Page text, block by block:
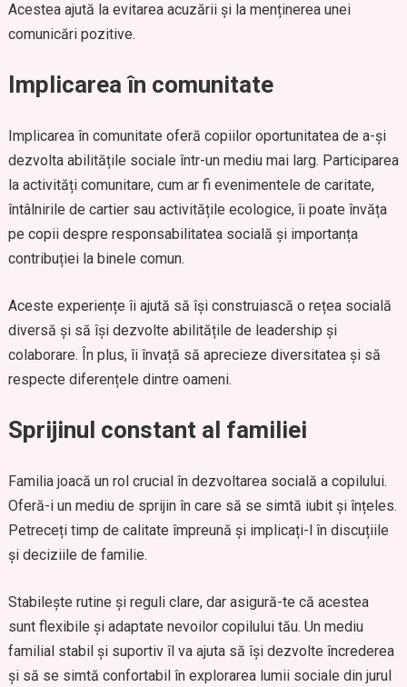
Acestea ajută la evitarea acuzării și la menținerea unei
comunicări pozitive.
Implicarea în comunitate
Implicarea în comunitate oferă copiilor oportunitatea de a-și
dezvolta abilitățile sociale într-un mediu mai larg. Participarea
la activități comunitare, cum ar fi evenimentele de caritate,
întâlnirile de cartier sau activitățile ecologice, îi poate învăța
pe copii despre responsabilitatea socială și importanța
contribuției la binele comun.
Aceste experiențe îi ajută să își construiască o rețea socială
diversă și să își dezvolte abilitățile de leadership și
colaborare. În plus, îi învață să aprecieze diversitatea și să
respecte diferențele dintre oameni.
Sprijinul constant al familiei
Familia joacă un rol crucial în dezvoltarea socială a copilului.
Oferă-i un mediu de sprijin în care să se simtă iubit și înțeles.
Petreceți timp de calitate împreună și implicați-l în discuțiile
și deciziile de familie.
Stabilește rutine și reguli clare, dar asigură-te că acestea
sunt flexibile și adaptate nevoilor copilului tău. Un mediu
familial stabil și suportiv îl va ajuta să își dezvolte încrederea
și să se simtă confortabil în explorarea lumii sociale din jurul